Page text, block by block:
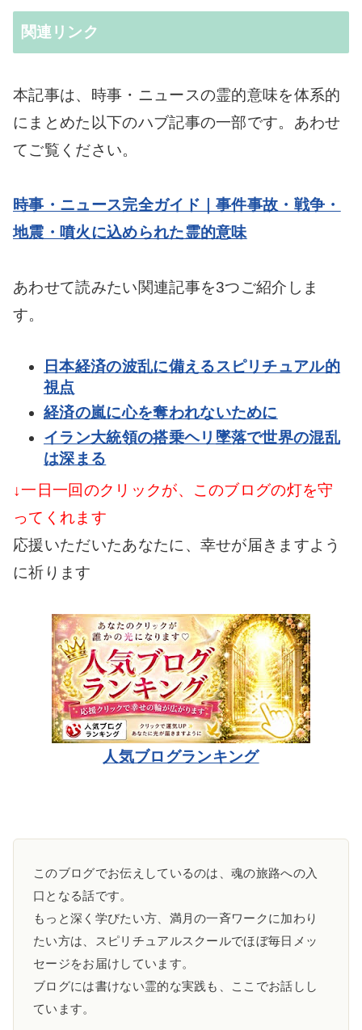
関連リンク
本記事は、時事・ニュースの霊的意味を体系的
にまとめた以下のハブ記事の一部です。あわせ
てご覧ください。
時事・ニュース完全ガイド｜事件事故・戦争・
地震・噴火に込められた霊的意味
あわせて読みたい関連記事を3つご紹介しま
す。
日本経済の波乱に備えるスピリチュアル的
視点
経済の嵐に心を奪われないために
イラン大統領の搭乗ヘリ墜落で世界の混乱
は深まる
↓一日一回のクリックが、このブログの灯を守
ってくれます
応援いただいたあなたに、幸せが届きますよう
に祈ります
人気ブログランキング
このブログでお伝えしているのは、魂の旅路への入
口となる話です。
もっと深く学びたい方、満月の一斉ワークに加わり
たい方は、スピリチュアルスクールでほぼ毎日メッ
セージをお届けしています。
ブログには書けない霊的な実践も、ここでお話しし
ています。